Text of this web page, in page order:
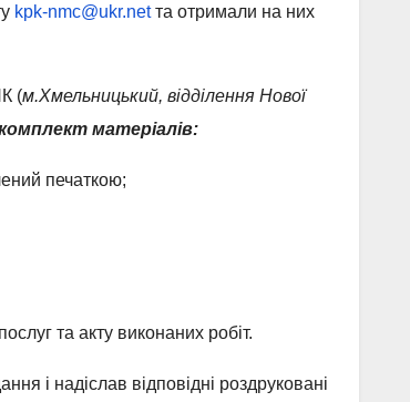
kpk-nmc@ukr.netта отримали на них
(м.Хмельницький, відділення Нової
матеріалів:
печаткою;
та акту виконаних робіт.
і надіслав відповідні роздруковані